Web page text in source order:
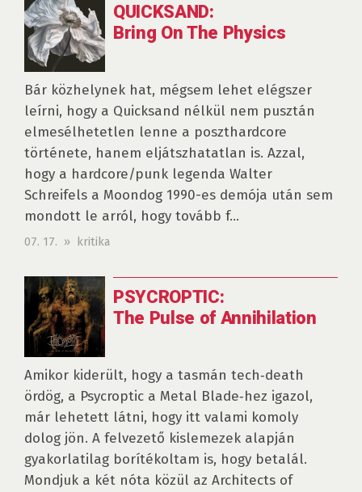
QUICKSAND:
Bring On The Physics
Bár közhelynek hat, mégsem lehet elégszer
leírni, hogy a Quicksand nélkül nem pusztán
elmesélhetetlen lenne a poszthardcore
története, hanem eljátszhatatlan is. Azzal,
hogy a hardcore/punk legenda Walter
Schreifels a Moondog 1990-es demója után sem
mondott le arról, hogy tovább f...
07. 17. » kritika
PSYCROPTIC:
The Pulse of Annihilation
Amikor kiderült, hogy a tasmán tech‑death
ördög, a Psycroptic a Metal Blade‑hez igazol,
már lehetett látni, hogy itt valami komoly
dolog jön. A felvezető kislemezek alapján
gyakorlatilag borítékoltam is, hogy betalál.
Mondjuk a két nóta közül az Architects of